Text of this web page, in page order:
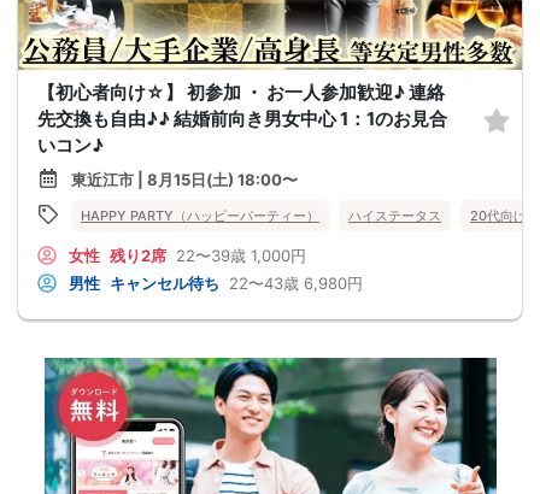
【初心者向け☆】 初参加 ・ お一人参加歓迎♪ 連絡
先交換も自由♪♪ 結婚前向き男女中心 1：1のお見合
いコン♪
東近江市 | 8月15日(土) 18:00〜
HAPPY PARTY（ハッピーパーティー） ハイステータス 20代向け
女性 残り2席 22〜39歳 1,000円
男性 キャンセル待ち 22〜43歳 6,980円